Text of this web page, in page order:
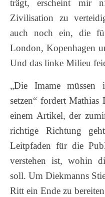
trägt, erscheint mir
Zivilisation zu
auch noch ein, die
London, Kopenhagen
Und das linke Milieu
„Die Imame müssen
setzen“ fordert
einem Artikel, der
richtige Richtung
Leitpfaden für die
verstehen ist, wohin
soll. Um Diekmanns
Ritt ein Ende zu